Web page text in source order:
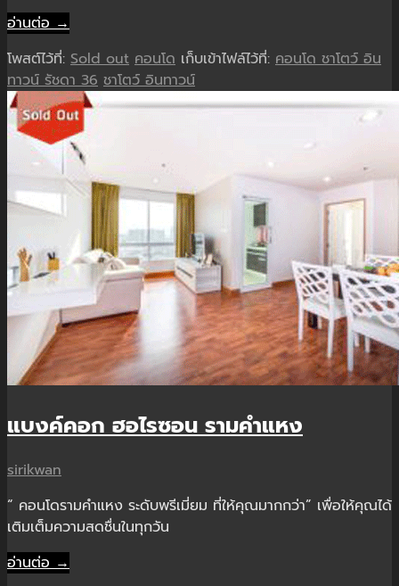
อ่านต่อ →
โพสต์ไว้ที่: Sold out คอนโด เก็บเข้าไฟล์ไว้ที่: คอนโด ชาโตว์ อิน
ทาวน์ รัชดา 36 ชาโตว์ อินทาวน์
แบงค์คอก ฮอไรซอน รามคำแหง
sirikwan
“ คอนโดรามคำแหง ระดับพรีเมี่ยม ที่ให้คุณมากกว่า” เพื่อให้คุณได้
เติมเต็มความสดชื่นในทุกวัน
อ่านต่อ →